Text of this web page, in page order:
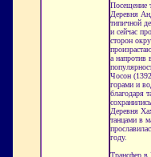
Посещение
Деревня
типичной
и сейчас
сторон
а напротив
Чосон
горами и
благодаря
Деревня
танцами в
году.
Трансфер в